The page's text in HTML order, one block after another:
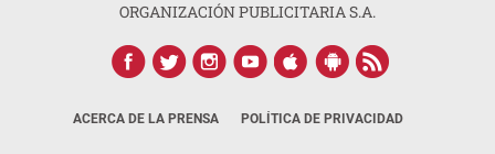
ORGANIZACIÓN PUBLICITARIA S.A.
ACERCA DE LA PRENSA POLÍTICA DE PRIVACIDAD